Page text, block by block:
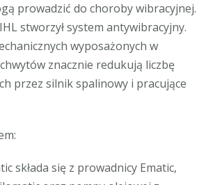
prowadzić do choroby wibracyjnej.
stworzył system antywibracyjny.
wyposażonych w
znacznie redukują liczbę
przez silnik spalinowy i pracujące
składa się z prowadnicy Ematic,